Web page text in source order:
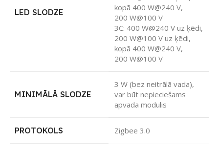
LED SLODZE
kopā 400 W@240 V,
200 W@100 V
3C: 400 W@240 V uz ķēdi,
200 W@100 V uz ķēdi,
kopā 400 W@240 V,
200 W@100 V
MINIMĀLĀ SLODZE
3 W (bez neitrālā vada),
var būt nepieciešams
apvada modulis
PROTOKOLS Zigbee 3.0